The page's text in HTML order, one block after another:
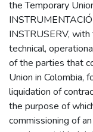
the Temporary
INSTRUSERV,
technical,
of the parties that
Union in Colombia,
liquidation of
the purpose of
commissioning of